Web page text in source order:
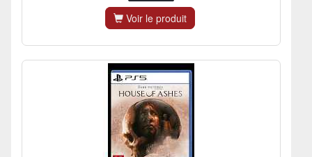
Voir le produit